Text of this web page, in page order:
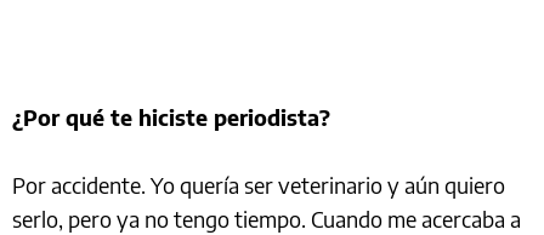
¿Por qué te hiciste periodista?
Por accidente. Yo quería ser veterinario y aún quiero
serlo, pero ya no tengo tiempo. Cuando me acercaba a